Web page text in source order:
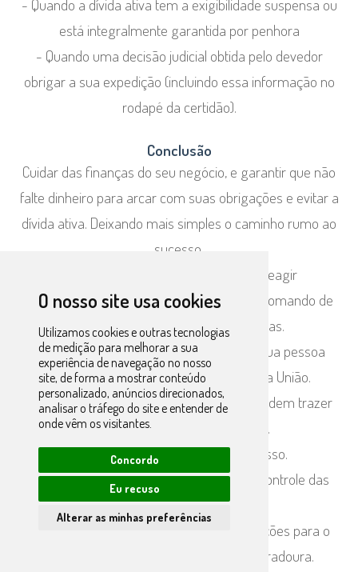
O nosso site usa cookies
Utilizamos cookies e outras tecnologias
de medição para melhorar a sua
experiência de navegação no nosso
site, de forma a mostrar conteúdo
personalizado, anúncios direcionados,
analisar o tráfego do site e entender de
onde vêm os visitantes.
Concordo
Eu recuso
Alterar as minhas preferências
- Quando a dívida ativa tem a exigibilidade suspensa ou
está integralmente garantida por penhora
- Quando uma decisão judicial obtida pelo devedor
obrigar a sua expedição (incluindo essa informação no
rodapé da certidão).
Conclusão
Cuidar das finanças do seu negócio, e garantir que não
falte dinheiro para arcar com suas obrigações e evitar a
dívida ativa. Deixando mais simples o caminho rumo ao
sucesso.
Conhecimento é fundamental para reagir
adequadamente a todas as situações no comando de
uma empresa, inclusive as delicadas.
É exatamente esse o cenário quando a sua pessoa
jurídica acaba inscrita na Dívida Ativa da União.
As consequências não são nada boas e podem trazer
sérios prejuízos ao seu negócio.
Mas você não precisa passar por isso.
Fuja de qualquer dívida ao se dedicar ao controle das
finanças da empresa.
A gestão eficaz e a organização são soluções para o
futuro de sucesso de uma empresa duradoura.